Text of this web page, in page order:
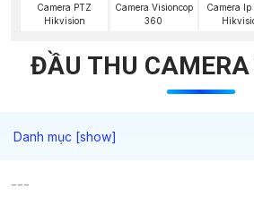
Camera PTZ
Hikvision
Camera Visioncop
360
Camera
ĐẦU THU
---